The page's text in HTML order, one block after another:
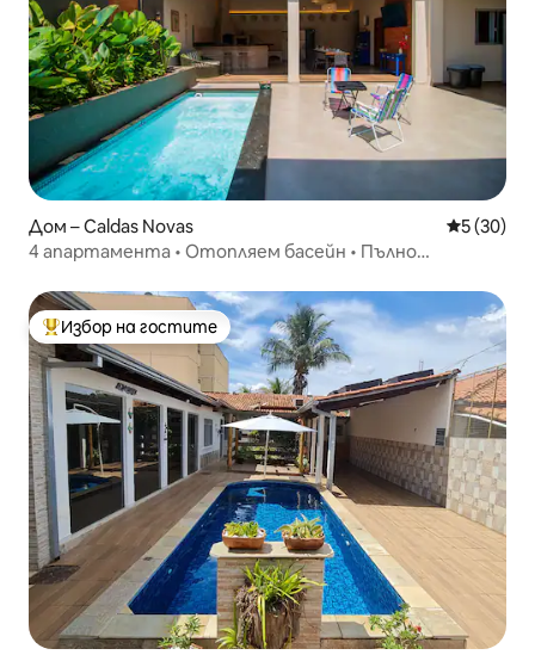
Дом – Caldas Novas Средна
5 (30)
4 апартамента • Отопляем басейн • Пълно
Най-популярен избор на гостите
Избор на гостите